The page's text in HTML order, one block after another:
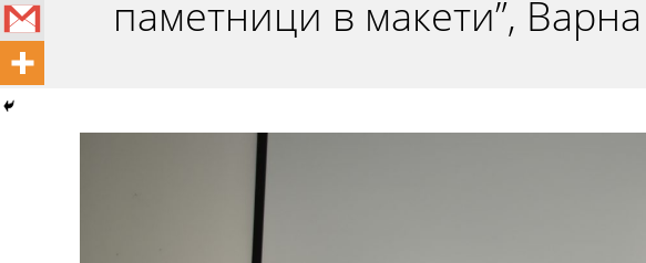
паметници в макети”,